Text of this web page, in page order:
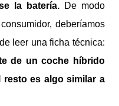
la batería. De modo
deberíamos
leer una ficha técnica:
de un coche híbrido
es algo similar a